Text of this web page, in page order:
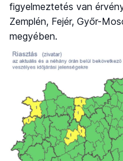
figyelmeztetés van
Zemplén, Fejér, Győr-
megyében.